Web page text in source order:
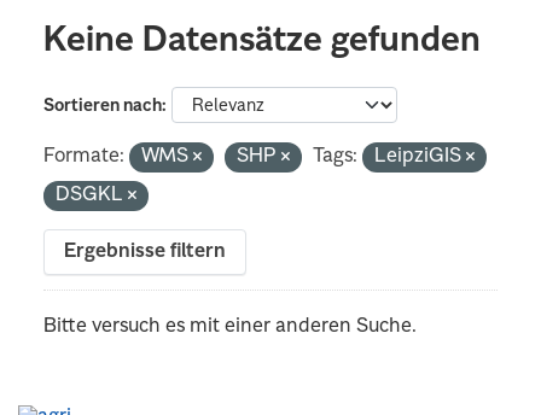
Keine Datensätze gefunden
Sortieren nach
Formate: WMS SHP Tags:
LeipziGIS
DSGKL
Ergebnisse filtern
Bitte versuch es mit einer anderen Suche.